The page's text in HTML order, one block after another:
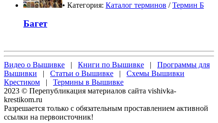
• Категория: Каталог терминов /Термин Б
Багет
Видео о Вышивке | Книги по Вышивке | Программы для
Вышивки | Статьи о Вышивке | Схемы Вышивки
Крестиком | Термины в Вышивке
2023 © Перепубликация материалов сайта vishivka-
krestikom.ru
Разрешается только с обязательным проставлением активной
ссылки на первоисточник!